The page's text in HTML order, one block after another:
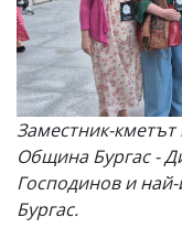
Заместник-
Община Бургас -
Господинов и
Бургас.